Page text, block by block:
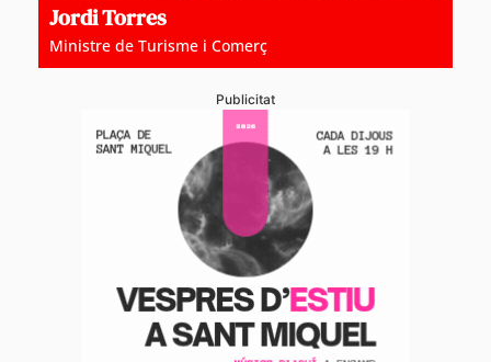
Jordi Torres
Ministre de Turisme i Comerç
Publicitat